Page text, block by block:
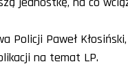
Policji Paweł
na temat LP.